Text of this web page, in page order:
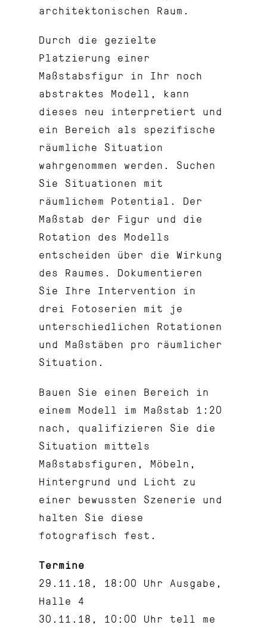
architektonischen Raum.
Durch die gezielte
Platzierung einer
Maßstabsfigur in Ihr noch
abstraktes Modell, kann
dieses neu interpretiert und
ein Bereich als spezifische
räumliche Situation
wahrgenommen werden. Suchen
Sie Situationen mit
räumlichem Potential. Der
Maßstab der Figur und die
Rotation des Modells
entscheiden über die Wirkung
des Raumes. Dokumentieren
Sie Ihre Intervention in
drei Fotoserien mit je
unterschiedlichen Rotationen
und Maßstäben pro räumlicher
Situation.
Bauen Sie einen Bereich in
einem Modell im Maßstab 1:20
nach, qualifizieren Sie die
Situation mittels
Maßstabsfiguren, Möbeln,
Hintergrund und Licht zu
einer bewussten Szenerie und
halten Sie diese
fotografisch fest.
Termine
29.11.18, 18:00 Uhr Ausgabe,
Halle 4
30.11.18, 10:00 Uhr tell me